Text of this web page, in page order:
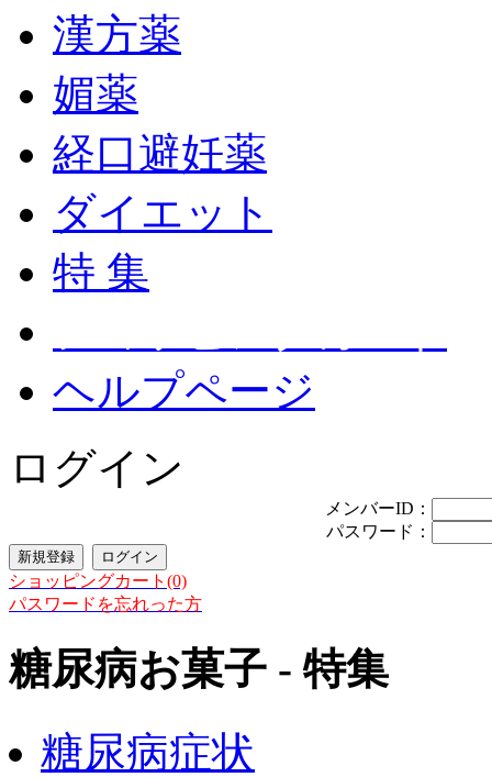
漢方薬
媚薬
経口避妊薬
ダイエット
特 集
ヘルプページ
ログイン
メンバーID：
パスワード：
ショッピングカート(0)
パスワードを忘れった方
糖尿病お菓子 - 特集
糖尿病症状